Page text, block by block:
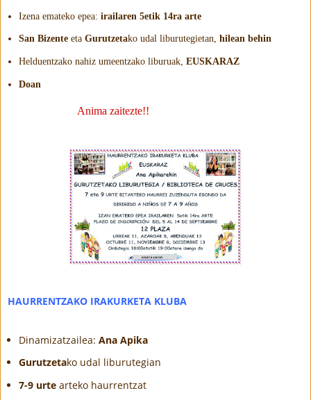
Izena emateko epea: irailaren 5etik 14ra arte
San Bizente eta Gurutzetako udal liburutegietan, hilean behin
Helduentzako nahiz umeentzako liburuak, EUSKARAZ
Doan
Anima zaitezte!!
HAURRENTZAKO IRAKURKETA KLUBA
Dinamizatzailea: Ana Apika
Gurutzetako udal liburutegian
7-9 urte arteko haurrentzat